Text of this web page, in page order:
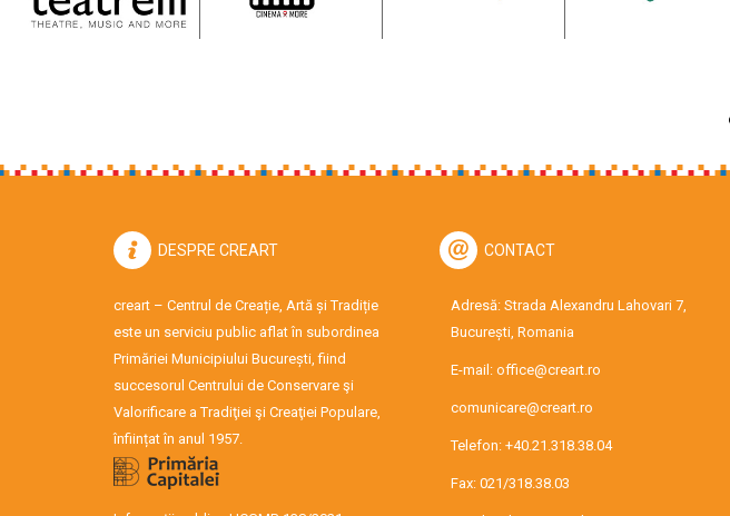
DESPRE CREART
creart – Centrul de Creație, Artă și Tradiție
este un serviciu public aflat în subordinea
Primăriei Municipiului București, fiind
succesorul Centrului de Conservare şi
Valorificare a Tradiţiei şi Creaţiei Populare,
înființat în anul 1957.
CONTACT
Adresă: Strada Alexandru Lahovari 7,
București, Romania
E-mail: office@creart.ro
comunicare@creart.ro
Telefon: +40.21.318.38.04
Fax: 021/318.38.03